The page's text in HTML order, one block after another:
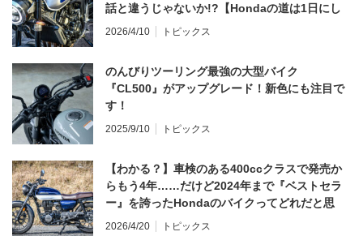
話と違うじゃないか!?【Hondaの道は1日にし
てならず／CB1000F ①第一印象 編】
2026/4/10 トピックス
のんびりツーリング最強の大型バイク
『CL500』がアップグレード！新色にも注目で
す！
2025/9/10 トピックス
【わかる？】車検のある400ccクラスで発売か
らもう4年……だけど2024年まで『ベストセラ
ー』を誇ったHondaのバイクってどれだと思
う？
2026/4/20 トピックス